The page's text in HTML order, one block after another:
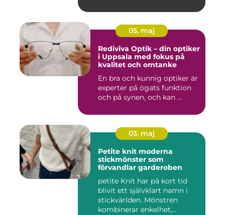
05. maj
Rediviva Optik – din optiker
i Uppsala med fokus på
kvalitet och omtanke
En bra och kunnig optiker är
experter på ögats funktion
och på synen, och kan ...
03. maj
Petite knit moderna
stickmönster som
förvandlar garderoben
petite Knit har på kort tid
blivit ett självklart namn i
stickvärlden. Mönstren
kombinerar enkelhet,...